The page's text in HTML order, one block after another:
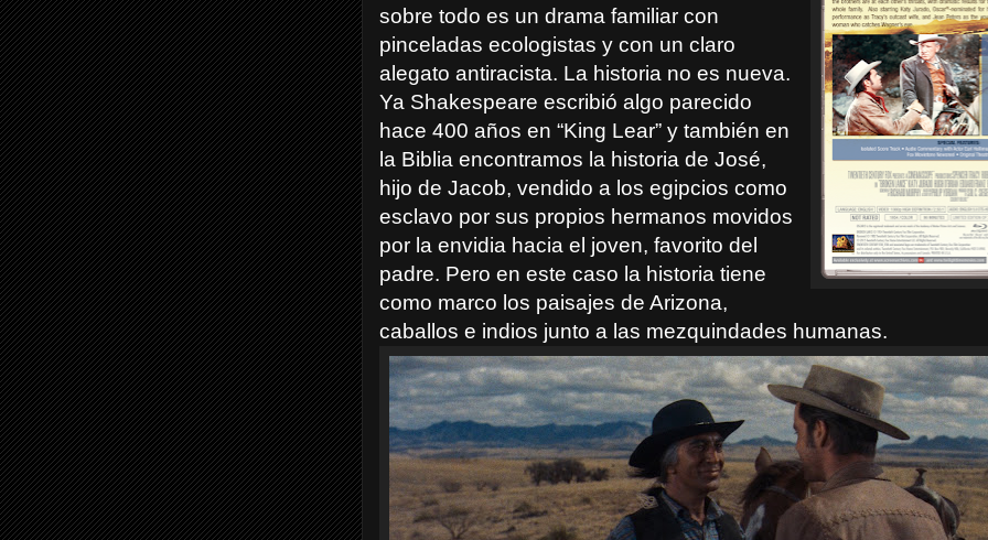
sobre todo es un drama familiar con
pinceladas ecologistas y con un claro
alegato antiracista. La historia no es nueva.
Ya Shakespeare escribió algo parecido
hace 400 años en “King Lear” y también en
la Biblia encontramos la historia de José,
hijo de Jacob, vendido a los egipcios como
esclavo por sus propios hermanos movidos
por la envidia hacia el joven, favorito del
padre. Pero en este caso la historia tiene
como marco los paisajes de Arizona,
caballos e indios junto a las mezquindades humanas.